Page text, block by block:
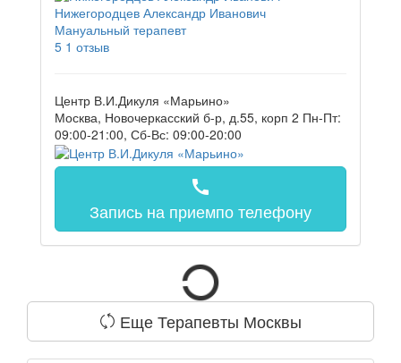
Нижегородцев Александр Иванович
Мануальный терапевт
5 1 отзыв
Центр В.И.Дикуля «Марьино»
Москва, Новочеркасский б-р, д.55, корп 2 Пн-Пт:
09:00-21:00, Сб-Вс: 09:00-20:00
call
Запись на приемпо телефону
Еще Терапевты Москвы